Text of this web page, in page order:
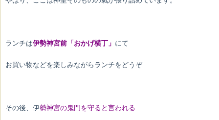
ランチは伊勢神宮前「おかげ横丁」 にて
お買い物などを楽しみながらランチをどうぞ
その後、伊勢神宮の鬼門を守ると言われる